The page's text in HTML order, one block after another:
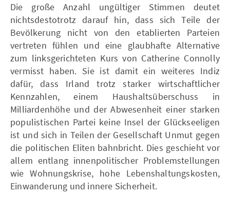
Die große Anzahl ungültiger Stimmen deutet
nichtsdestotrotz darauf hin, dass sich Teile der
Bevölkerung nicht von den etablierten Parteien
vertreten fühlen und eine glaubhafte Alternative
zum linksgerichteten Kurs von Catherine Connolly
vermisst haben. Sie ist damit ein weiteres Indiz
dafür, dass Irland trotz starker wirtschaftlicher
Kennzahlen, einem Haushaltsüberschuss in
Milliardenhöhe und der Abwesenheit einer starken
populistischen Partei keine Insel der Glückseeligen
ist und sich in Teilen der Gesellschaft Unmut gegen
die politischen Eliten bahnbricht. Dies geschieht vor
allem entlang innenpolitischer Problemstellungen
wie Wohnungskrise, hohe Lebenshaltungskosten,
Einwanderung und innere Sicherheit.